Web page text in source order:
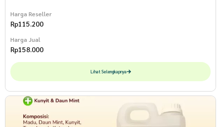
Harga Reseller
Rp115.200
Harga Jual
Rp158.000
Lihat Selengkapnya